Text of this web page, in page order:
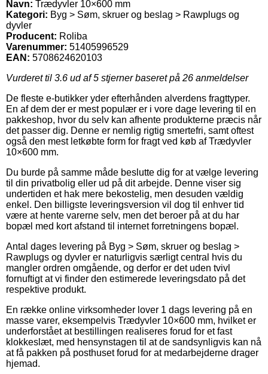
Navn: Trædyvler 10×600 mm
Kategori: Byg > Søm, skruer og beslag > Rawplugs og
dyvler
Producent: Roliba
Varenummer: 51405996529
EAN: 5708624620103
Vurderet til 3.6 ud af 5 stjerner baseret på 26 anmeldelser
De fleste e-butikker yder efterhånden alverdens fragttyper.
En af dem der er mest populær er i vore dage levering til en
pakkeshop, hvor du selv kan afhente produkterne præcis når
det passer dig. Denne er nemlig rigtig smertefri, samt oftest
også den mest letkøbte form for fragt ved køb af Trædyvler
10×600 mm.
Du burde på samme måde beslutte dig for at vælge levering
til din privatbolig eller ud på dit arbejde. Denne viser sig
undertiden et hak mere bekostelig, men desuden vældig
enkel. Den billigste leveringsversion vil dog til enhver tid
være at hente varerne selv, men det beroer på at du har
bopæl med kort afstand til internet forretningens bopæl.
Antal dages levering på Byg > Søm, skruer og beslag >
Rawplugs og dyvler er naturligvis særligt central hvis du
mangler ordren omgående, og derfor er det uden tvivl
fornuftigt at vi finder den estimerede leveringsdato på det
respektive produkt.
En række online virksomheder lover 1 dags levering på en
masse varer, eksempelvis Trædyvler 10×600 mm, hvilket er
underforstået at bestillingen realiseres forud for et fast
klokkeslæt, med hensynstagen til at de sandsynligvis kan nå
at få pakken på posthuset forud for at medarbejderne drager
hjemad.